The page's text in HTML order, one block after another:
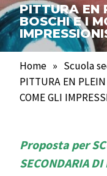
PITTURA EN
BOSCHI E I
Home » Scuola
PITTURA EN
COME GLI
Proposta per
SECONDARIA